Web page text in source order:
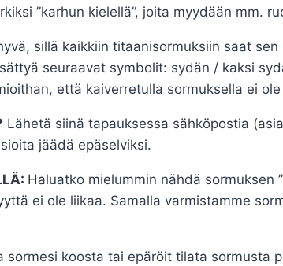
”karhun kielellä”, joita myydään mm.
sillä kaikkiin titaanisormuksiin saat
seuraavat symbolit: sydän / kaksi
että kaiverretulla sormuksella ei
Lähetä siinä tapauksessa sähköpostia
jäädä epäselviksi.
Haluatko mielummin nähdä sormuksen
ei ole liikaa. Samalla varmistamme
sormesi koosta tai epäröit tilata sormusta